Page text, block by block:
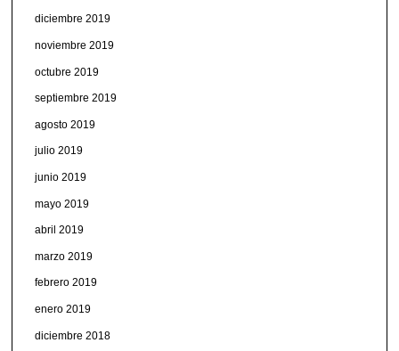
diciembre 2019
noviembre 2019
octubre 2019
septiembre 2019
agosto 2019
julio 2019
junio 2019
mayo 2019
abril 2019
marzo 2019
febrero 2019
enero 2019
diciembre 2018